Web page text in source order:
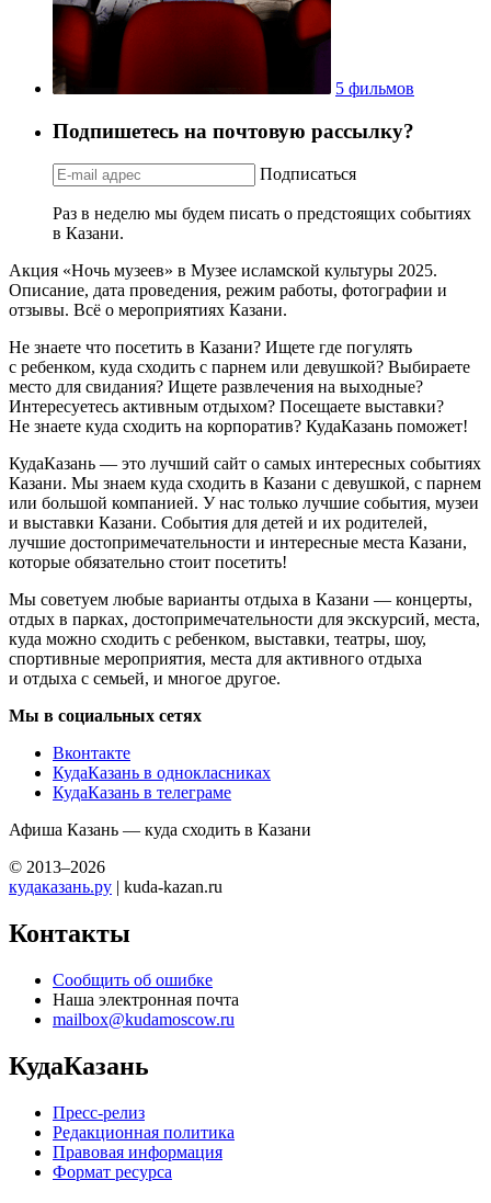
5 фильмов
Подпишетесь на почтовую рассылку?
Подписаться
Раз в неделю мы будем писать о предстоящих событиях
в Казани.
Акция «Ночь музеев» в Музее исламской культуры 2025.
Описание, дата проведения, режим работы, фотографии и
отзывы. Всё о мероприятиях Казани.
Не знаете что посетить в Казани? Ищете где погулять
с ребенком, куда сходить с парнем или девушкой? Выбираете
место для свидания? Ищете развлечения на выходные?
Интересуетесь активным отдыхом? Посещаете выставки?
Не знаете куда сходить на корпоратив? КудаКазань поможет!
КудаКазань — это лучший сайт о самых интересных событиях
Казани. Мы знаем куда сходить в Казани с девушкой, с парнем
или большой компанией. У нас только лучшие события, музеи
и выставки Казани. События для детей и их родителей,
лучшие достопримечательности и интересные места Казани,
которые обязательно стоит посетить!
Мы советуем любые варианты отдыха в Казани — концерты,
отдых в парках, достопримечательности для экскурсий, места,
куда можно сходить с ребенком, выставки, театры, шоу,
спортивные мероприятия, места для активного отдыха
и отдыха с семьей, и многое другое.
Мы в социальных сетях
Вконтакте
КудаКазань в однокласниках
КудаКазань в телеграме
Афиша Казань — куда сходить в Казани
© 2013–2026
кудаказань.ру | kuda-kazan.ru
Контакты
Сообщить об ошибке
Наша электронная почта
mailbox@kudamoscow.ru
КудаКазань
Пресс-релиз
Редакционная политика
Правовая информация
Формат ресурса